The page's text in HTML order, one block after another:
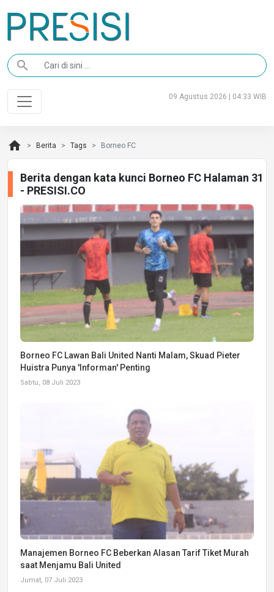
search
09 Agustus 2026 | 04:33 WIB
home Berita Tags Borneo FC
Berita dengan kata kunci Borneo FC Halaman 31
- PRESISI.CO
Borneo FC Lawan Bali United Nanti Malam, Skuad Pieter
Huistra Punya 'Informan' Penting
Sabtu, 08 Juli 2023
Manajemen Borneo FC Beberkan Alasan Tarif Tiket Murah
saat Menjamu Bali United
Jumat, 07 Juli 2023